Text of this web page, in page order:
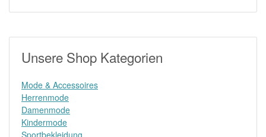
Unsere Shop Kategorien
Mode & Accessoires
Herrenmode
Damenmode
Kindermode
Sportbekleidung